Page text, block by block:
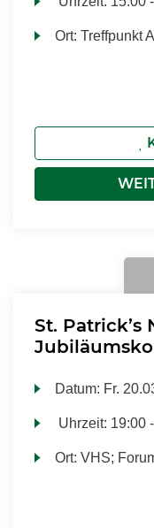
Ort:Treffpunkt
St. Patrick’s
Datum: Fr.
Uhrzeit: 19:00
Ort:VHS;